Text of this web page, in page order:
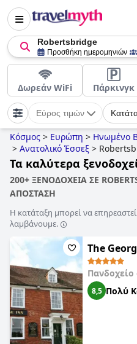
Robertsbridge
Προσθήκη ημερομηνιών
Δωρεάν WiFi Πάρκινγκ
Εύρος τιμών
Κόσμος > Ευρώπη > Ηνωμένο
> Ανατολικό Έσσεξ >
Τα καλύτερα
200+ ΞΕΝΟΔΟΧΕΙΑ ΣΕ
ΑΠΟΣΤΑΣΗ
Η κατάταξη μπορεί να
λαμβάνουμε.
The
Πανδοχείο
8,5 Πολύ